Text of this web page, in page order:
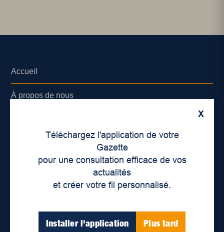
X
Téléchargez l'application de votre
Gazette
pour une consultation efficace de vos
actualités
et créer votre fil personnalisé.
Installer l'application Plus tard
Accueil
À propos de nous
Lieux de distribution